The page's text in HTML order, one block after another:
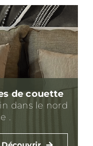
de couette
dans le nord
.